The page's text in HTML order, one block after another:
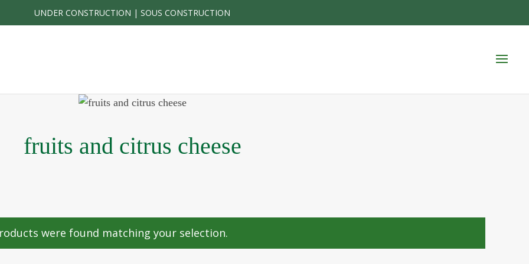
UNDER CONSTRUCTION | SOUS CONSTRUCTION
fruits and citrus cheese
were found matching your selection.